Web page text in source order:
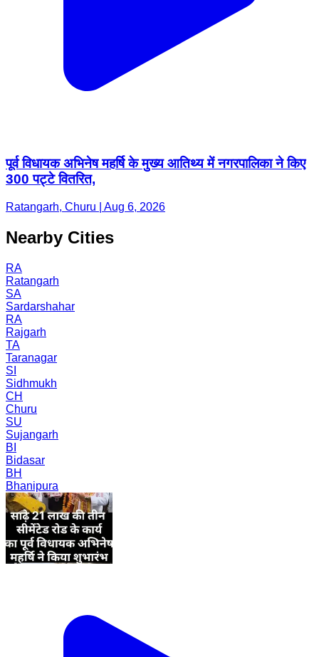
पूर्व विधायक अभिनेष महर्षि के मुख्य आतिथ्य में नगरपालिका ने किए
300 पट्टे वितरित,
Ratangarh, Churu | Aug 6, 2026
Nearby Cities
RA
Ratangarh
SA
Sardarshahar
RA
Rajgarh
TA
Taranagar
SI
Sidhmukh
CH
Churu
SU
Sujangarh
BI
Bidasar
BH
Bhanipura